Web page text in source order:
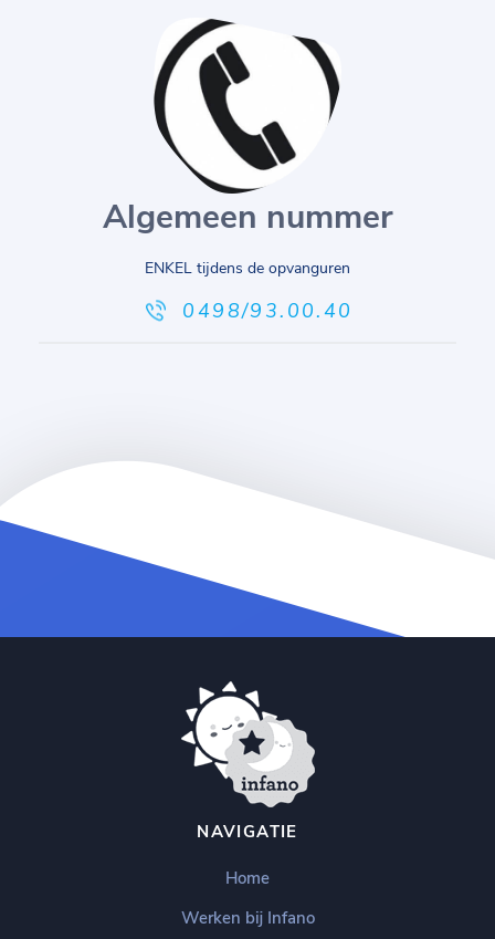
Algemeen nummer
ENKEL tijdens de opvanguren
0498/93.00.40
NAVIGATIE
Home
Werken bij Infano